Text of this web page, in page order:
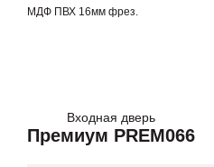
МДФ ПВХ 16мм фрез.
Входная дверь
Премиум PREM066